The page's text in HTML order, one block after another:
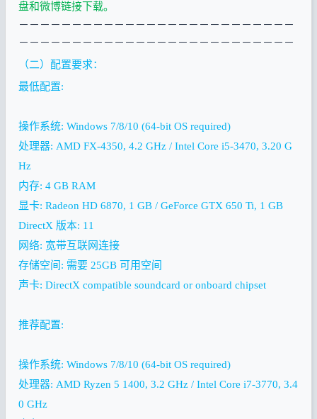
盘和微博链接下载。
－－－－－－－－－－－－－－－－－－－－－－－－－－
－－－－－ －－－－－ －－－－－ －－－－－ －－－－－ －
（二）配置要求：
最低配置:
操作系统: Windows 7/8/10 (64-bit OS required)
处理器: AMD FX-4350, 4.2 GHz / Intel Core i5-3470, 3.20 G
Hz
内存: 4 GB RAM
显卡: Radeon HD 6870, 1 GB / GeForce GTX 650 Ti, 1 GB
DirectX 版本: 11
网络: 宽带互联网连接
存储空间: 需要 25GB 可用空间
声卡: DirectX compatible soundcard or onboard chipset
推荐配置:
操作系统: Windows 7/8/10 (64-bit OS required)
处理器: AMD Ryzen 5 1400, 3.2 GHz / Intel Core i7-3770, 3.4
0 GHz